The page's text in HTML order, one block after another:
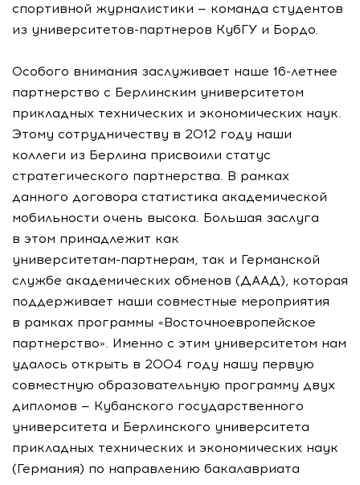
спортивной журналистики — команда студентов
из университетов-партнеров КубГУ и Бордо.
Особого внимания заслуживает наше 16-летнее
партнерство с Берлинским университетом
прикладных технических и экономических наук.
Этому сотрудничеству в 2012 году наши
коллеги из Берлина присвоили статус
стратегического партнерства. В рамках
данного договора статистика академической
мобильности очень высока. Большая заслуга
в этом принадлежит как
университетам-партнерам, так и Германской
службе академических обменов (ДААД), которая
поддерживает наши совместные мероприятия
в рамках программы «Восточноевропейское
партнерство». Именно с этим университетом нам
удалось открыть в 2004 году нашу первую
совместную образовательную программу двух
дипломов — Кубанского государственного
университета и Берлинского университета
прикладных технических и экономических наук
(Германия) по направлению бакалавриата